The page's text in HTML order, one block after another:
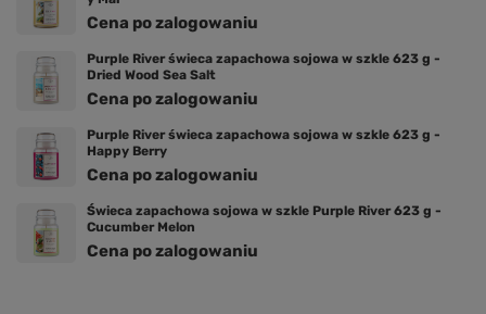
Cena po zalogowaniu
Purple River świeca zapachowa sojowa w szkle 623 g -
Dried Wood Sea Salt
Cena po zalogowaniu
Purple River świeca zapachowa sojowa w szkle 623 g -
Happy Berry
Cena po zalogowaniu
Świeca zapachowa sojowa w szkle Purple River 623 g -
Cucumber Melon
Cena po zalogowaniu